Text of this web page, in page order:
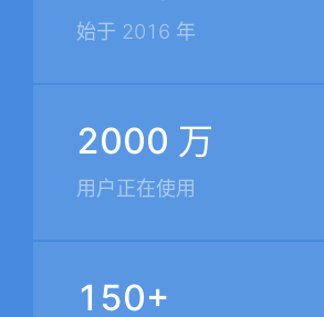
始于 2016 年
2000 万
用户正在使用
150+